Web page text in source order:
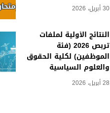
30 أبريل، 2026
النتائج الأولية لملفات
تربص 2026 (فئة
الموظفين) لكلية الحقوق
والعلوم السياسية
28 أبريل، 2026